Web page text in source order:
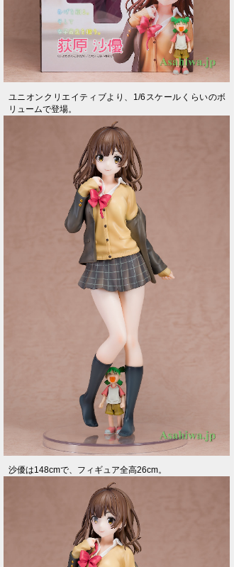
ユニオンクリエイティブより、1/6スケールくらいのボ
リュームで登場。
沙優は148cmで、フィギュア全高26cm。